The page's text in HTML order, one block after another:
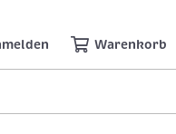
Warenkorb